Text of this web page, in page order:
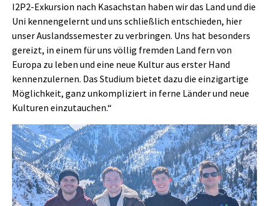
I2P2-Exkursion nach Kasachstan haben wir das Land und die
Uni kennengelernt und uns schließlich entschieden, hier
unser Auslandssemester zu verbringen. Uns hat besonders
gereizt, in einem für uns völlig fremden Land fern von
Europa zu leben und eine neue Kultur aus erster Hand
kennenzulernen. Das Studium bietet dazu die einzigartige
Möglichkeit, ganz unkompliziert in ferne Länder und neue
Kulturen einzutauchen.“